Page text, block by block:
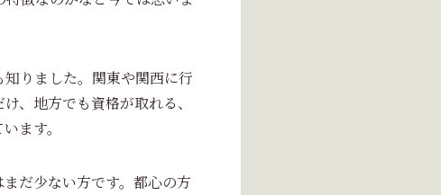
りました。関東や関西に行
、地方でも資格が取れる、
ます。
だ少ない方です。都心の方